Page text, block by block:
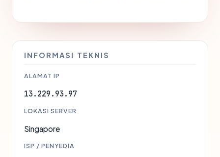
INFORMASI TEKNIS
ALAMAT IP
13.229.93.97
LOKASI SERVER
Singapore
ISP / PENYEDIA